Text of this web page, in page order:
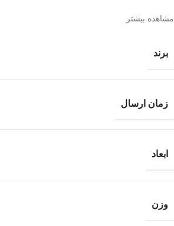
مشاهده بیشتر
برند
زمان ارسال
ابعاد
وزن